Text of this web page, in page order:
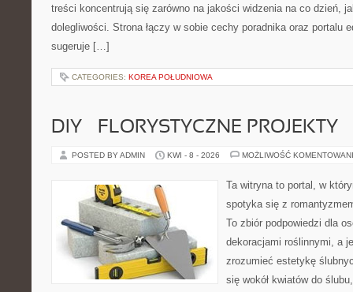
treści koncentrują się zarówno na jakości widzenia na co dzień,
dolegliwości. Strona łączy w sobie cechy poradnika oraz portalu
sugeruje […]
CATEGORIES: KOREA POŁUDNIOWA
DIY – FLORYSTYCZNE PROJEKTY
POSTED BY ADMIN KWI - 8 - 2026 MOŻLIWOŚĆ
Ta witryna to portal, w
spotyka się z
To zbiór podpowiedzi dla
dekoracjami roślinnymi, a
zrozumieć estetykę
się wokół kwiatów do